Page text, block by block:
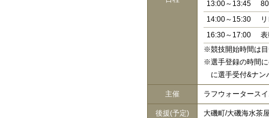
13:00～13:45
14:00～15:30
16:30～17:00
※競技開始時間は
※選手登録の時間
に選手受付&ナン
主催 ラフウォータース
後援(予定) 大磯町/大磯海水茶